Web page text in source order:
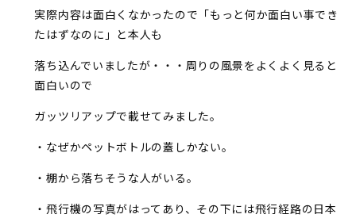
実際内容は面白くなかったので「もっと何か面白い事でき
たはずなのに」と本人も
落ち込んでいましたが・・・周りの風景をよくよく見ると
面白いので
ガッツリアップで載せてみました。
・なぜかペットボトルの蓋しかない。
・棚から落ちそうな人がいる。
・飛行機の写真がはってあり、その下には飛行経路の日本